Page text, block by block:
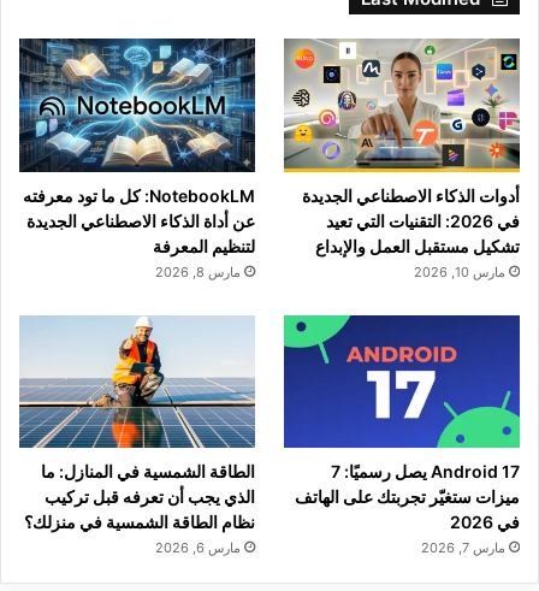
أدوات الذكاء الاصطناعي الجديدة
في 2026: التقنيات التي تعيد
تشكيل مستقبل العمل والإبداع
مارس 10, 2026
NotebookLM: كل ما تود معرفته
عن أداة الذكاء الاصطناعي الجديدة
لتنظيم المعرفة
مارس 8, 2026
Android 17 يصل رسميًا: 7
ميزات ستغيّر تجربتك على الهاتف
في 2026
مارس 7, 2026
الطاقة الشمسية في المنازل: ما
الذي يجب أن تعرفه قبل تركيب
نظام الطاقة الشمسية في منزلك؟
مارس 6, 2026